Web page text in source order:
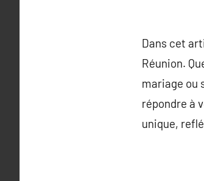
Dans cet
Réunion.
mariage ou
répondre à
unique,